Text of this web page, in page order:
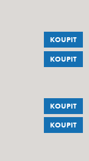
KOUPIT
KOUPIT
KOUPIT
KOUPIT